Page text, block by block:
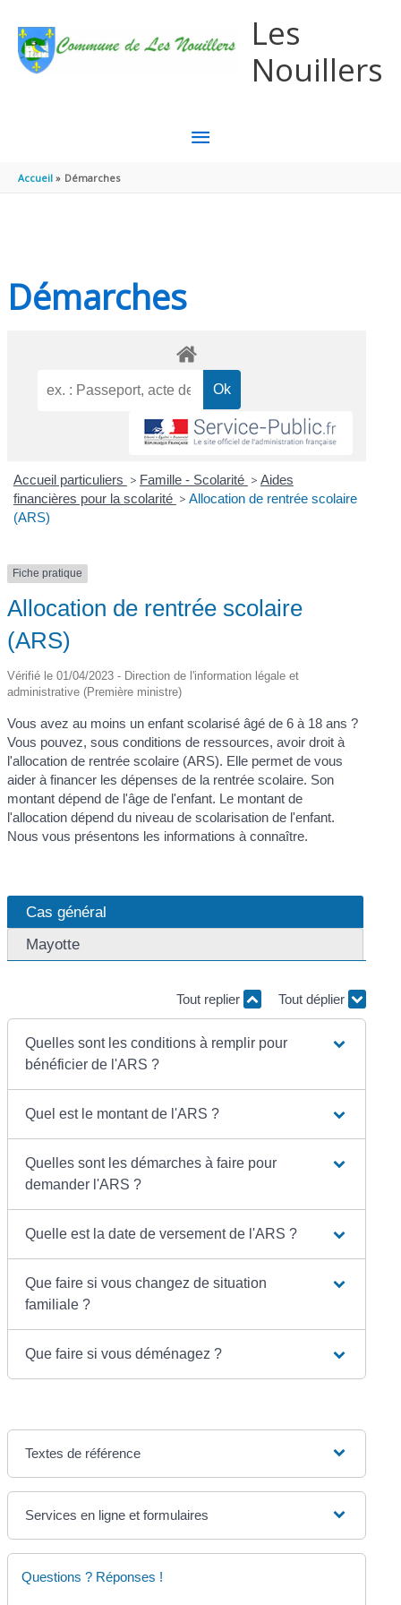
Les
Nouillers
MENU
Accueil Démarches
Démarches
Accueil particuliers > Famille - Scolarité > Aides
financières pour la scolarité > Allocation de rentrée scolaire
(ARS)
Fiche pratique
Allocation de rentrée scolaire
(ARS)
Vérifié le 01/04/2023 - Direction de l'information légale et
administrative (Première ministre)
Vous avez au moins un enfant scolarisé âgé de 6 à 18 ans ?
Vous pouvez, sous conditions de ressources, avoir droit à
l'allocation de rentrée scolaire (ARS). Elle permet de vous
aider à financer les dépenses de la rentrée scolaire. Son
montant dépend de l'âge de l'enfant. Le montant de
l'allocation dépend du niveau de scolarisation de l'enfant.
Nous vous présentons les informations à connaître.
Cas général
Mayotte
Tout replier Tout déplier
Quelles sont les conditions à remplir pour
bénéficier de l'ARS ?
Quel est le montant de l'ARS ?
Quelles sont les démarches à faire pour
demander l'ARS ?
Quelle est la date de versement de l'ARS ?
Que faire si vous changez de situation
familiale ?
Que faire si vous déménagez ?
Textes de référence
Services en ligne et formulaires
Questions ? Réponses !